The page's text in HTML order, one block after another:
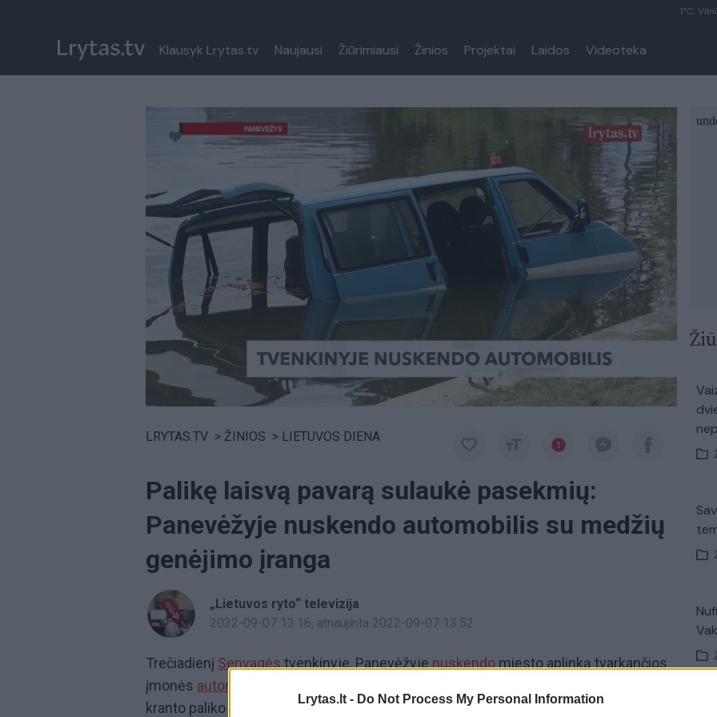
Lrytas.lt - Do Not Process My Personal Information
1°C,
Klausyk Lrytas.tv Naujausi Žiūrimiausi Žinios Projektai Laidos Videoteka
Paremkite Ukrainą
LRYTAS.TV > ŽINIOS > LIETUVOS DIENA
Palikę laisvą pavarą sulaukė pasekmių:
Panevėžyje nuskendo automobilis su medžių
genėjimo įranga
„Lietuvos ryto“ televizija
2022-09-07 13:16, atnaujinta 2022-09-07 13:52
Trečiadienį Senvagės tvenkinyje, Panevėžyje nuskendo miesto aplinką tvarkančios
įmonės automobilis.
kranto paliko automobilį laisva pavara. Jis nuvažiavo nuo kranto ir pliumptelėjo į